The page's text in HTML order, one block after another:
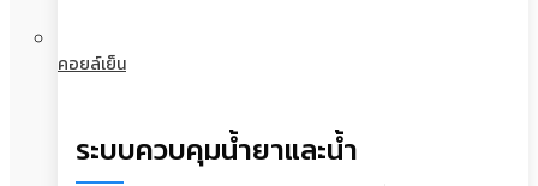
คอยล์เย็น
ระบบควบคุมน้ำยาและน้ำ